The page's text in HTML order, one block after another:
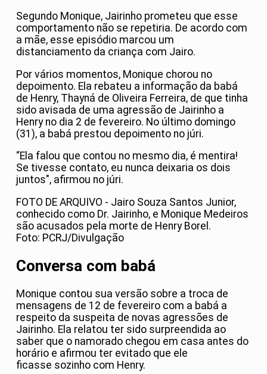
Segundo Monique, Jairinho prometeu que esse
comportamento não se repetiria. De acordo com
a mãe, esse episódio marcou um
distanciamento da criança com Jairo.
Por vários momentos, Monique chorou no
depoimento. Ela rebateu a informação da babá
de Henry, Thayná de Oliveira Ferreira, de que tinha
sido avisada de uma agressão de Jairinho a
Henry no dia 2 de fevereiro. No último domingo
(31), a babá prestou depoimento no júri.
“Ela falou que contou no mesmo dia, é mentira!
Se tivesse contato, eu nunca deixaria os dois
juntos", afirmou no júri.
FOTO DE ARQUIVO - Jairo Souza Santos Junior,
conhecido como Dr. Jairinho, e Monique Medeiros
são acusados pela morte de Henry Borel.
Foto: PCRJ/Divulgação
Conversa com babá
Monique contou sua versão sobre a troca de
mensagens de 12 de fevereiro com a babá a
respeito da suspeita de novas agressões de
Jairinho. Ela relatou ter sido surpreendida ao
saber que o namorado chegou em casa antes do
horário e afirmou ter evitado que ele
ficasse sozinho com Henry.